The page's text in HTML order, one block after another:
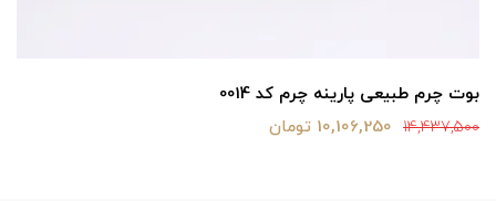
بوت چرم طبیعی پارینه چرم کد 0014
14,437,500 10,106,250 تومان